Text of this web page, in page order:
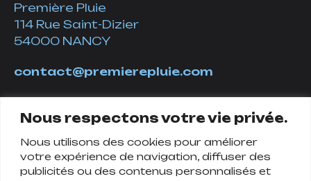
Nous respectons votre vie privée.
Nous utilisons des cookies pour améliorer
votre expérience de navigation, diffuser des
publicités ou des contenus personnalisés et
Première Pluie
114 Rue Saint-Dizier
54000 NANCY
contact@premierepluie.com
Suivez-nous